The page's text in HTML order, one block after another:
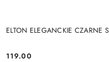
ELTON ELEGANCKIE CZARNE
119.00